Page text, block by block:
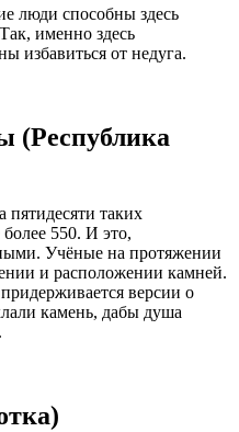
люди способны здесь
именно здесь
избавиться от недуга.
(Республика
пятидесяти таких
550. И это,
Учёные на протяжении
и расположении камней.
версии о
камень, дабы душа